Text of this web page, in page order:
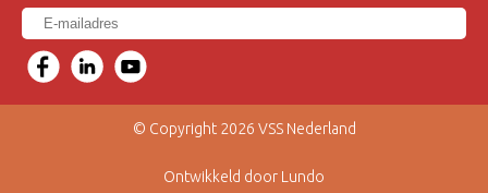
© Copyright 2026 VSS Nederland
Ontwikkeld door Lundo